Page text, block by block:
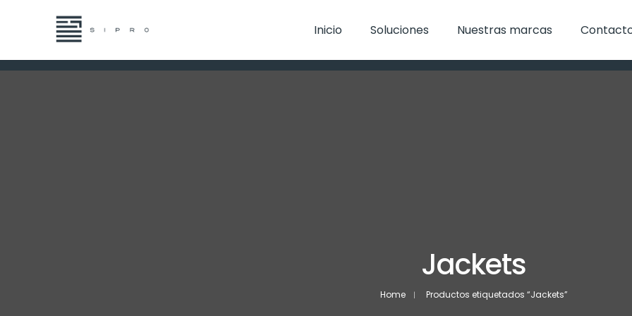
Inicio Soluciones Nuestras marcas
Jackets
Home Productos etiquetados “Jackets”